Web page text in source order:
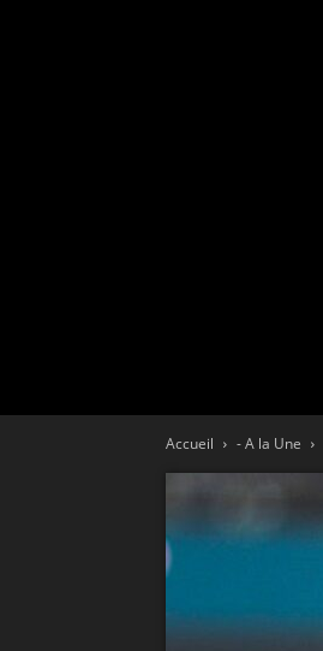
Accueil - A la Une